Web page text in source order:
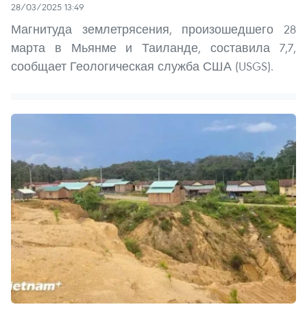
28/03/2025 13:49
Магнитуда землетрясения, произошедшего 28
марта в Мьянме и Таиланде, составила 7,7,
сообщает Геологическая служба США (USGS).